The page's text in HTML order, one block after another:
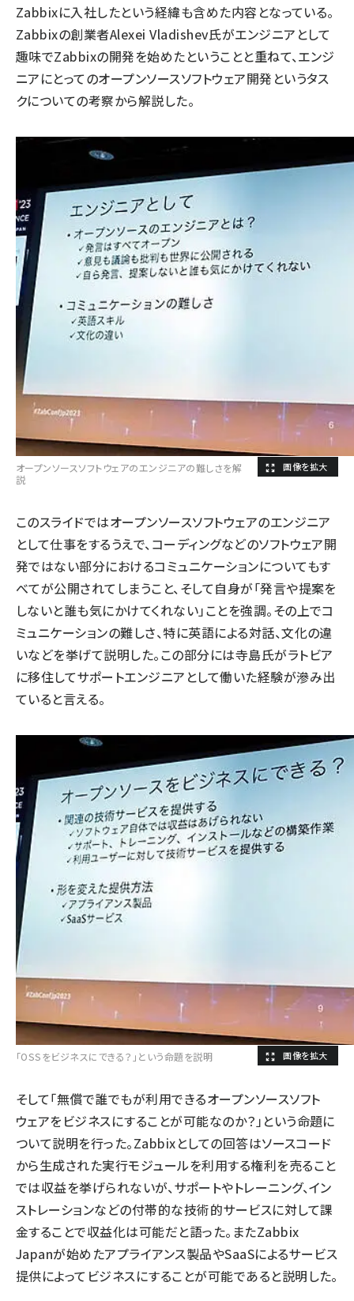
Zabbixに入社したという経緯も含めた内容となっている。
Zabbixの創業者Alexei Vladishev氏がエンジニアとして
趣味でZabbixの開発を始めたということと重ねて、エンジ
ニアにとってのオープンソースソフトウェア開発というタス
クについての考察から解説した。
オープンソースソフトウェアのエンジニアの難しさを解
説
このスライドではオープンソースソフトウェアのエンジニア
として仕事をするうえで、コーディングなどのソフトウェア開
発ではない部分におけるコミュニケーションについてもす
べてが公開されてしまうこと、そして自身が「発言や提案を
しないと誰も気にかけてくれない」ことを強調。その上でコ
ミュニケーションの難しさ、特に英語による対話、文化の違
いなどを挙げて説明した。この部分には寺島氏がラトビア
に移住してサポートエンジニアとして働いた経験が滲み出
ていると言える。
「OSSをビジネスにできる？」という命題を説明
そして「無償で誰でもが利用できるオープンソースソフト
ウェアをビジネスにすることが可能なのか？」という命題に
ついて説明を行った。Zabbixとしての回答はソースコード
から生成された実行モジュールを利用する権利を売ること
では収益を挙げられないが、サポートやトレーニング、イン
ストレーションなどの付帯的な技術的サービスに対して課
金することで収益化は可能だと語った。またZabbix
Japanが始めたアプライアンス製品やSaaSによるサービス
提供によってビジネスにすることが可能であると説明した。